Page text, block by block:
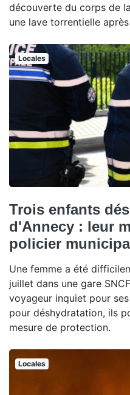
découverte du corps de
une lave torrentielle
Locales
Trois enfants
d'Annecy : leur
policier
Une femme a été
juillet dans une gare
voyageur inquiet pour
pour déshydratation, ils
mesure de protection.
Locales